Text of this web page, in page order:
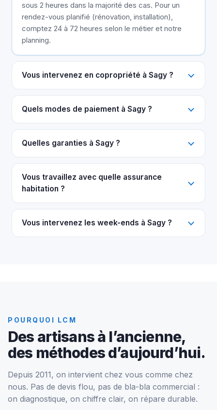
sous 2 heures dans la majorité des cas. Pour un
rendez-vous planifié (rénovation, installation),
comptez 24 à 72 heures selon le métier et notre
planning.
Vous intervenez en copropriété à Sagy ?
Quels modes de paiement à Sagy ?
Quelles garanties à Sagy ?
Vous travaillez avec quelle assurance
habitation ?
Vous intervenez les week-ends à Sagy ?
POURQUOI LCM
Des artisans à l’ancienne,
des méthodes d’aujourd’hui.
Depuis 2011, on intervient chez vous comme chez
nous. Pas de devis flou, pas de bla-bla commercial :
on diagnostique, on chiffre clair, on répare durable.